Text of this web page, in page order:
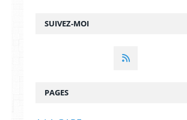
SUIVEZ-MOI
PAGES